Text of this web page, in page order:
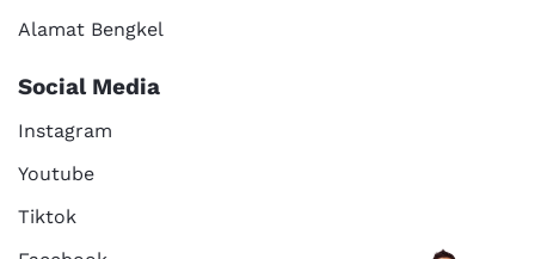
Alamat Bengkel
Social Media
Instagram
Youtube
Tiktok